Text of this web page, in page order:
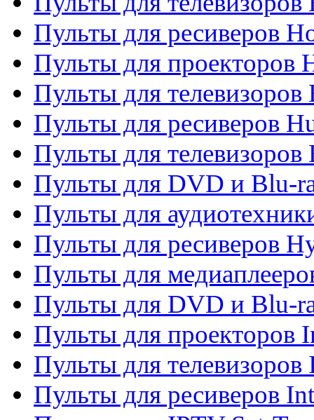
Пульты для ресиверов
Пульты для проекторов
Пульты для телевизоров
Пульты для ресиверов
Пульты для
Пульты для DVD и Blu-
Пульты для
Пульты для ресиверов
Пульты для
Пульты для DVD и Blu-
Пульты для проекторов
Пульты для
Пульты для ресиверов